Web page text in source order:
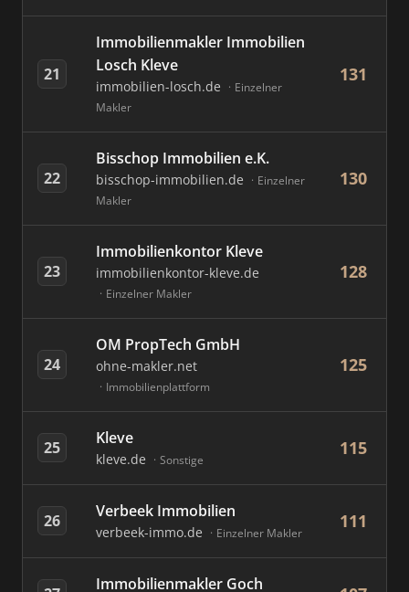
21
Immobilienmakler Immobilien
Losch Kleve
immobilien-losch.de
Einzelner
Makler
131
22
Bisschop Immobilien e.K.
bisschop-immobilien.de
Einzelner
Makler
130
23
Immobilienkontor Kleve
immobilienkontor-kleve.de
Einzelner Makler
128
24
OM PropTech GmbH
ohne-makler.net
Immobilienplattform
125
25 Kleve
kleve.de Sonstige
115
26 Verbeek Immobilien
verbeek-immo.de Einzelner Makler
111
Immobilienmakler Goch